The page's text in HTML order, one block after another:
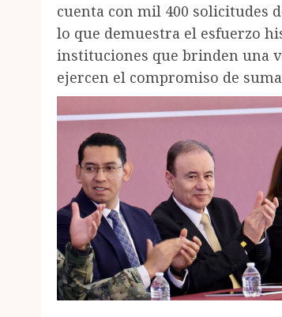
cuenta con mil 400 solicitudes
lo que demuestra el esfuerzo
instituciones que brinden una
ejercen el compromiso de